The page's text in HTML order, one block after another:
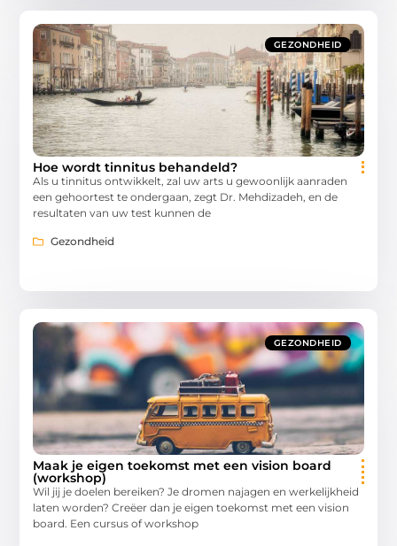
GEZONDHEID
Hoe wordt tinnitus behandeld?
Als u tinnitus ontwikkelt, zal uw arts u gewoonlijk aanraden
een gehoortest te ondergaan, zegt Dr. Mehdizadeh, en de
resultaten van uw test kunnen de
Gezondheid
GEZONDHEID
Maak je eigen toekomst met een vision board
(workshop)
Wil jij je doelen bereiken? Je dromen najagen en werkelijkheid
laten worden? Creëer dan je eigen toekomst met een vision
board. Een cursus of workshop